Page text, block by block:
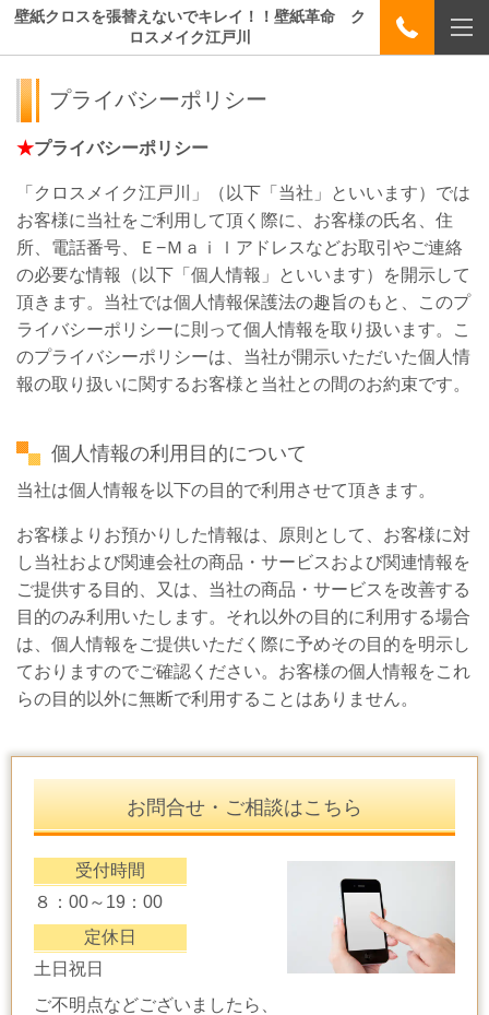
壁紙クロスを張替えないでキレイ！！壁紙革命 ク
ロスメイク江戸川
プライバシーポリシー
★プライバシーポリシー
「クロスメイク江戸川」（以下「当社」といいます）では
お客様に当社をご利用して頂く際に、お客様の氏名、住
所、電話番号、Ｅ−Ｍａｉｌアドレスなどお取引やご連絡
の必要な情報（以下「個人情報」といいます）を開示して
頂きます。当社では個人情報保護法の趣旨のもと、このプ
ライバシーポリシーに則って個人情報を取り扱います。こ
のプライバシーポリシーは、当社が開示いただいた個人情
報の取り扱いに関するお客様と当社との間のお約束です。
個人情報の利用目的について
当社は個人情報を以下の目的で利用させて頂きます。
お客様よりお預かりした情報は、原則として、お客様に対
し当社および関連会社の商品・サービスおよび関連情報を
ご提供する目的、又は、当社の商品・サービスを改善する
目的のみ利用いたします。それ以外の目的に利用する場合
は、個人情報をご提供いただく際に予めその目的を明示し
ておりますのでご確認ください。お客様の個人情報をこれ
らの目的以外に無断で利用することはありません。
お問合せ・ご相談はこちら
受付時間
８：00～19：00
定休日
土日祝日
ご不明点などございましたら、